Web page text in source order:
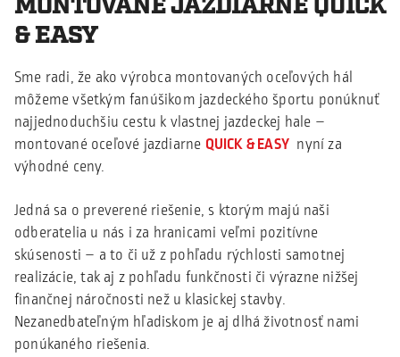
MONTOVANÉ JAZDIARNE QUICK
& EASY
Sme radi, že ako výrobca montovaných oceľových hál
môžeme všetkým fanúšikom jazdeckého športu ponúknuť
najjednoduchšiu cestu k vlastnej jazdeckej hale –
montované oceľové jazdiarne QUICK & EASY nyní za
výhodné ceny.
Jedná sa o preverené riešenie, s ktorým majú naši
odberatelia u nás i za hranicami veľmi pozitívne
skúsenosti – a to či už z pohľadu rýchlosti samotnej
realizácie, tak aj z pohľadu funkčnosti či výrazne nižšej
finančnej náročnosti než u klasickej stavby.
Nezanedbateľným hľadiskom je aj dlhá životnosť nami
ponúkaného riešenia.